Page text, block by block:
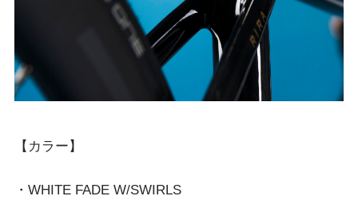
【カラー】
・WHITE FADE W/SWIRLS